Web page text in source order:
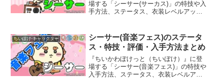
場する「シーサー(サーカス)」の特技や入
手方法、ステータス、衣装レベルアッ
しています。
ちいぽけ-キャラクター
シーサー(音楽フェス)のステータ
ス・特技・評価・入手方法まとめ
『ちいかわぽけっと（ちいぽけ）』に登
場する「シーサー(音楽フェス)」の特技や
入手方法、ステータス、衣装レベルアッ